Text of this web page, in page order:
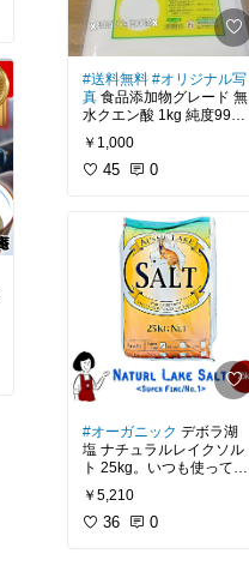
ノンジョ購入歴
も無くスムーズに使えて
いるので満足していま
す。
指が疲れるのでタッチペ
ンにしましたが、タッチ
ペンでも疲れる時は疲れ
ますね。でも、端末を操
作する時にタッチペンを
無意識に探すようになっ
もっと細いタイプも試し
てみたくなりました。
(8月8日更新)
#買ってよかった #オリジ
ナル写真 #タッチペン #
ノンジョ購入歴
#送料無料 #オリジナル写
真 食品添加物グレード 無
水クエン酸 1kg 純度99.
ジナルです。まとめ買い
しない時はあっちこっち
てみました。配送はゆう
メールですが箱型ではな
く簡易だったのでポスト
に入りました。ポストに
入らないとメール便なの
に不在票入れられる事が
あるので、このサイズは
非常に有り難いです( ´艸
｀)
酸
#我が家の必需品 #お
掃除 #掃除 #入浴
#お風呂
#洗濯 #健康 #食品添加物
#炭酸風呂
￥1,000
45 0
#オーガニック デボラ湖
塩 ナチュラルレイクソル
ト 25kg。いつも使ってい
高くつくので代わりにな
る物探し中。これならい
￥5,210
36 0